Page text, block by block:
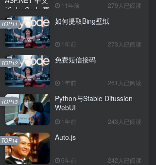
11年前 279人已阅读
如何提取Bing壁纸
1年前 273人已阅读
TOP11
免费短信接码
1年前 261人已阅读
TOP12
Python与Stable Difussion
WebUI
1年前 243人已阅读
TOP13
Auto.js
6年前 242人已阅读
TOP14